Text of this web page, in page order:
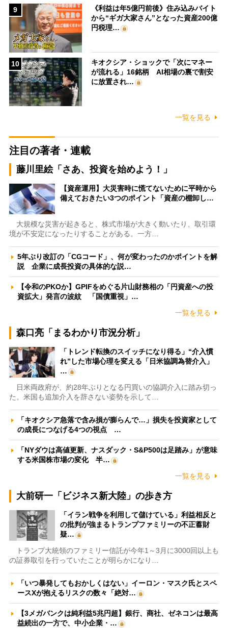
9
《利益は年5億円前後》住み込みバイト
から“ギガ大家さん”となった資産200億
円税理…
10
キオクシア・ショックで「次にマネー
が流れる」16銘柄 AI相場の裏で割安
に放置され…
一覧を見る
注目の著者・連載
藤川里絵「さあ、投資を始めよう！」
【資産運用】大災害時に慌てないために平時から
備えておきたい3つのポイント「資産の棚卸し…
大規模な災害が起きると、株式市場が大きく動いたり、取引環
境が不安定になったりすることがある。一方…
5年ぶり改訂の「CGコード」、何が変わったのかポイントを解
説 企業に成長投資の具体的な説…
【令和のPKOか】GPIFをめぐる片山財務相の「円資産への投
資拡大」発言の波紋 「国債重視」…
一覧を見る
森口亮「まるわかり市況分析」
「トレンド転換のスイッチになり得る」“介入慣
れ”した市場心理を変える「日米協調為替介入」
…
日米両政府が、約28年ぶりとなる円買いの協調介入に踏み切っ
た。米国も追加介入を辞さない姿勢を示して…
「キオクシア急落で含み損が膨らんで…」損失を投資家として
の成長につなげる4つの視点 …
「NYダウは高値更新、ナスダック・S&P500は足踏み」が意味
する米国株市場の変化 半…
一覧を見る
大前研一「ビジネス新大陸」の歩き方
「イラン戦争を利用して儲けている」利益相反と
の批判が強まるトランプファミリーの不正蓄財
疑…
トランプ大統領のファミリー信託が今年1～3月に3000回以上も
の証券取引を行っていたことが明らかになり…
「いつ暴発してもおかしくはない」イーロン・マスク氏とスペ
ースXが抱えるリスクの数々「絶対…
【3メガバンクは純利益5兆円超】銀行、商社、ゼネコンは最高
益続出の一方で、中小企業・…